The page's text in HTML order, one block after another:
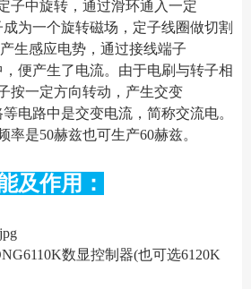
子中旋转，通过滑环通入一定
为一个旋转磁场，定子线圈做切割
生感应电势，通过接线端子
便产生了电流。由于电刷与转子相
按一定方向转动，产生交变
电路中是交变电流，简称交流电。
率是50赫兹也可生产60赫兹。
及作用：
数显控制器(也可选6120K